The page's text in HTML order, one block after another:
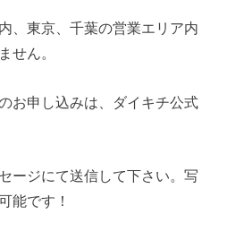
、東京、千葉の営業エリア内
せん。
お申し込みは、ダイキチ公式
ージにて送信して下さい。写
能です！